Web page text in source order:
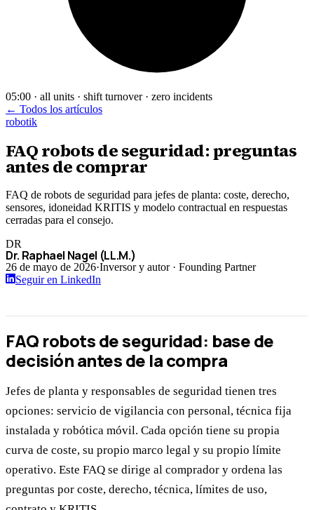
05:00 · all units · shift turnover · zero incidents
← Todos los artículos
robotik
FAQ robots de seguridad: preguntas
antes de comprar
FAQ de robots de seguridad para jefes de planta: coste, derecho,
sensores, idoneidad KRITIS y modelo contractual en respuestas
cerradas para el consejo.
DR
Dr. Raphael Nagel (LL.M.)
26 de mayo de 2026·Inversor y autor · Founding Partner
Seguir en LinkedIn
FAQ robots de seguridad: base de
decisión antes de la compra
Jefes de planta y responsables de seguridad tienen tres
opciones: servicio de vigilancia con personal, técnica fija
instalada y robótica móvil. Cada opción tiene su propia
curva de coste, su propio marco legal y su propio límite
operativo. Este FAQ se dirige al comprador y ordena las
preguntas por coste, derecho, técnica, límites de uso,